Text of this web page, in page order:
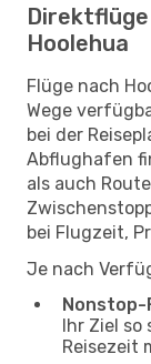
Direktflüge
Hoolehua
Flüge nach
Wege
bei der
Abflughafen
als auch
bei Flugzeit,
Je nach
Nonstop-
Ihr Ziel so
Reisezeit